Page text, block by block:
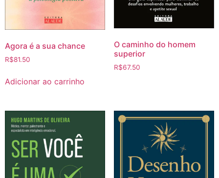
Agora é a sua chance
R$81.50
Adicionar ao carrinho
O caminho do homem
superior
R$67.50